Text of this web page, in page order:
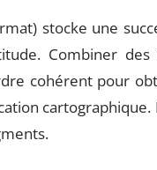
stocke une
Combiner
cohérent pour